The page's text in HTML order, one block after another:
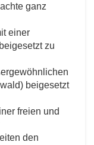
ganz
einer
zu
beigesetzt
freien und
den